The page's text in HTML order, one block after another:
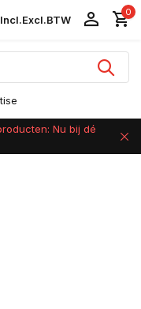
Incl.Excl.BTW
0
Nu bij dé